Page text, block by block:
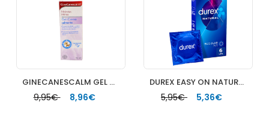
GINECANESCALM GEL CREMA 15 G
9,95€ 8,96€
DUREX EASY ON NATURAL PLUS 6 UNID
5,95€ 5,36€